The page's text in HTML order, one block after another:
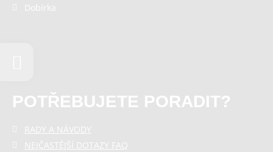
Dobírka
POTŘEBUJETE PORADIT?
RADY A NÁVODY
NEJČASTĚJŠÍ DOTAZY FAQ